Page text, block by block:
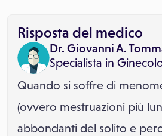
Risposta del medico
Dr. Giovanni A.
Specialista in
Quando si soffre di
(ovvero mestruazioni più
abbondanti del solito e